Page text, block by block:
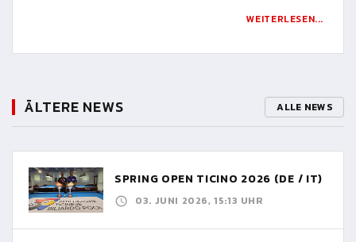
WEITERLESEN...
ÄLTERE NEWS ALLE NEWS
SPRING OPEN TICINO 2026 (DE / IT)
03. JUNI 2026, 15:13 UHR